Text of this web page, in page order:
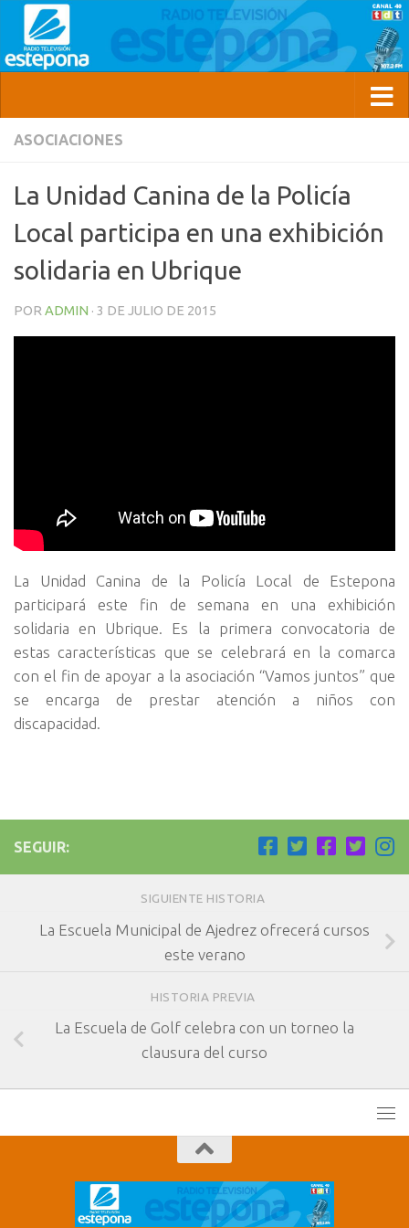
ASOCIACIONES
La Unidad Canina de la Policía
Local participa en una exhibición
solidaria en Ubrique
POR ADMIN · 3 DE JULIO DE 2015
La Unidad Canina de la Policía Local de Estepona
participará este fin de semana en una exhibición
solidaria en Ubrique. Es la primera convocatoria de
estas características que se celebrará en la comarca
con el fin de apoyar a la asociación “Vamos juntos” que
se encarga de prestar atención a niños con
discapacidad.
SEGUIR:
SIGUIENTE HISTORIA
La Escuela Municipal de Ajedrez ofrecerá cursos
este verano
HISTORIA PREVIA
La Escuela de Golf celebra con un torneo la
clausura del curso